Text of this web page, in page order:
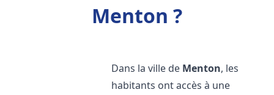
Menton ?
Dans la ville de Menton, les
habitants ont accès à une